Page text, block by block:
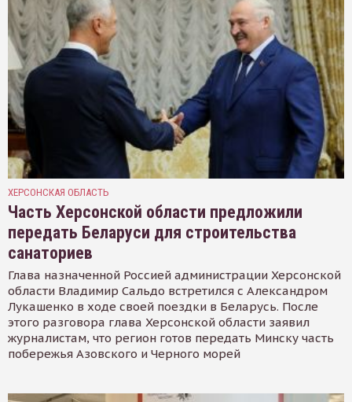
ХЕРСОНСКАЯ ОБЛАСТЬ
Часть Херсонской области предложили
передать Беларуси для строительства
санаториев
Глава назначенной Россией администрации Херсонской
области Владимир Сальдо встретился с Александром
Лукашенко в ходе своей поездки в Беларусь. После
этого разговора глава Херсонской области заявил
журналистам, что регион готов передать Минску часть
побережья Азовского и Черного морей